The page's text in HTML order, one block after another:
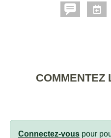
COMMENTEZ
Connectez-vous pour